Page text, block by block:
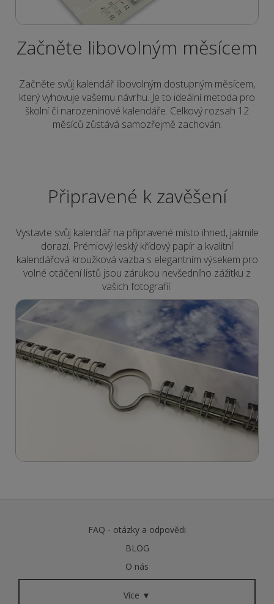
Začněte libovolným měsícem
Začněte svůj kalendář libovolným dostupným měsícem,
který vyhovuje vašemu návrhu. Je to ideální metoda pro
školní či narozeninové kalendáře. Celkový rozsah 12
měsíců zůstává samozřejmě zachován.
Připravené k zavěšení
Vystavte svůj kalendář na připravené místo ihned, jakmile
dorazí. Prémiový lesklý křídový papír a kvalitní
kalendářová kroužková vazba s elegantním výsekem pro
volné otáčení listů jsou zárukou nevšedního zážitku z
vašich fotografií.
FAQ - otázky a odpovědi
BLOG
O nás
Více ▼